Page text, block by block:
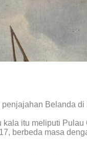
penjajahan Belanda
itu meliputi
berbeda masa